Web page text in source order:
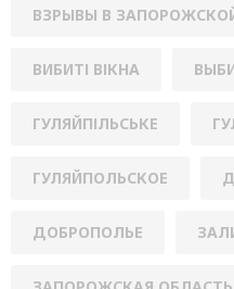
ВЗРЫВЫ В
ВИБИТІ ВІКНА
ГУЛЯЙПІЛЬСЬКЕ
ГУЛЯЙПОЛЬСКОЕ
ДОБРОПОЛЬЕ